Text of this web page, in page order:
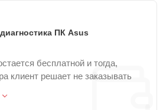
ПК Asus
бесплатной и тогда,
клиент решает не заказывать